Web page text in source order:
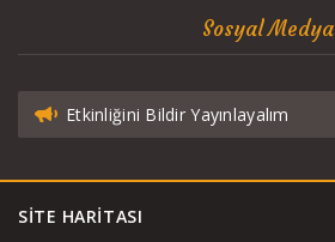
Sosyal Medya
Etkinliğini Bildir Yayınlayalım
SITE HARITASI